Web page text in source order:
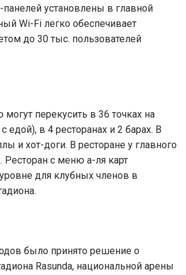
установлены в главной
Wi-Fi легко обеспечивает
до 30 тыс. пользователей
могут перекусить в 36 точках на
едой), в 4 ресторанах и 2 барах. В
и хот-доги. В ресторане у главного
Ресторан с меню а-ля карт
уровне для клубных членов в
было принято решение о
Rasunda, национальной арены